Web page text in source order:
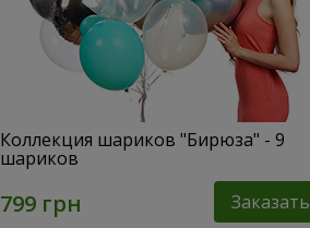
Коллекция шариков "Бирюза" - 9
шариков
Заказать